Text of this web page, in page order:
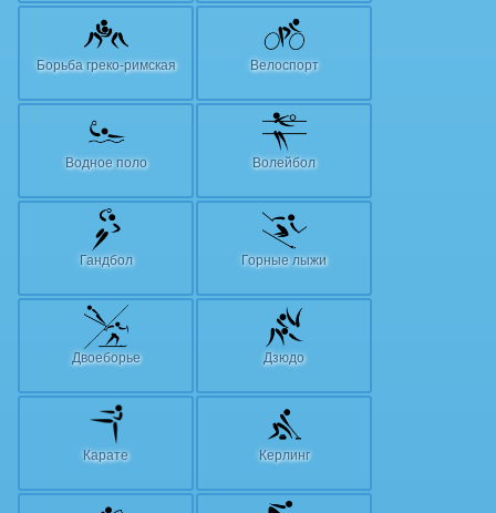
Борьба греко-римская Велоспорт
Водное поло Волейбол
Гандбол Горные лыжи
Двоеборье Дзюдо
Карате Керлинг